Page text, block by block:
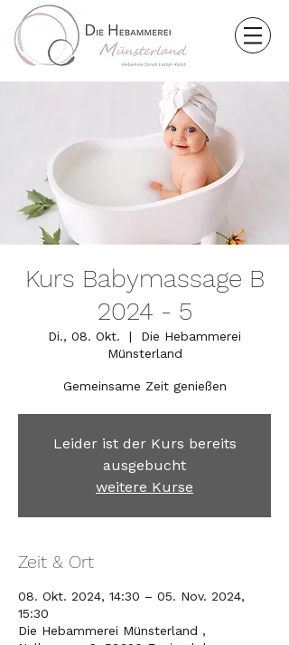
Kurs Babymassage B
2024 - 5
Di., 08. Okt.
  |
Die Hebammerei
Münsterland
Gemeinsame Zeit genießen
Leider ist der Kurs bereits
ausgebucht
weitere Kurse
Zeit & Ort
08. Okt. 2024, 14:30 – 05. Nov. 2024,
15:30
Die Hebammerei Münsterland ,